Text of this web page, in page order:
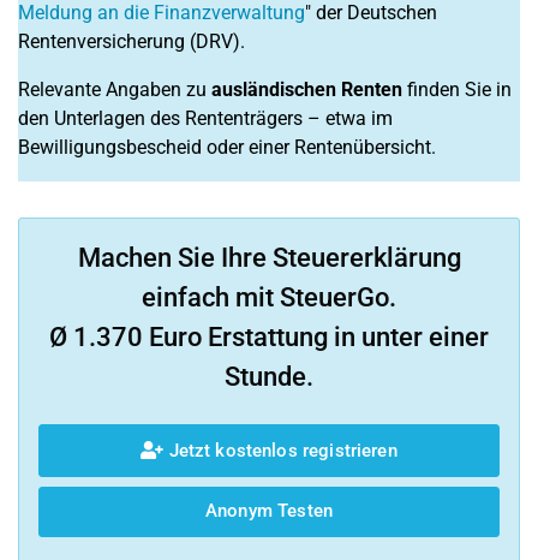
Meldung an die Finanzverwaltung" der Deutschen
Rentenversicherung (DRV).
Relevante Angaben zu ausländischen Renten finden Sie in
den Unterlagen des Rententrägers – etwa im
Bewilligungsbescheid oder einer Rentenübersicht.
Machen Sie Ihre Steuererklärung
einfach mit SteuerGo.
Ø 1.370 Euro Erstattung in unter einer
Stunde.
Jetzt kostenlos registrieren
Anonym Testen